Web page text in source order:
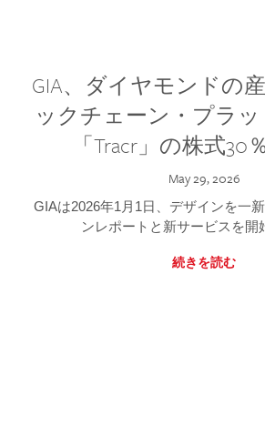
GIA、ダイヤモンドの
ックチェーン・プラ
「Tracr」の株式30
May 29, 2026
GIAは2026年1月1日、デザインを一
ンレポートと新サービスを開
続きを読む